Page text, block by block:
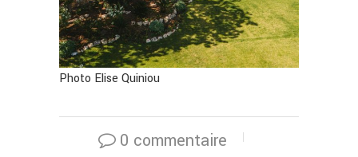
Photo Elise Quiniou
0 commentaire